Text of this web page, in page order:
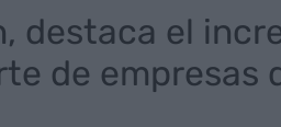
destaca el
de empresas